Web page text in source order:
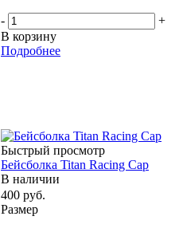
-
+
В корзину
Подробнее
Быстрый просмотр
Бейсболка Titan Racing Cap
В наличии
400 руб.
Размер